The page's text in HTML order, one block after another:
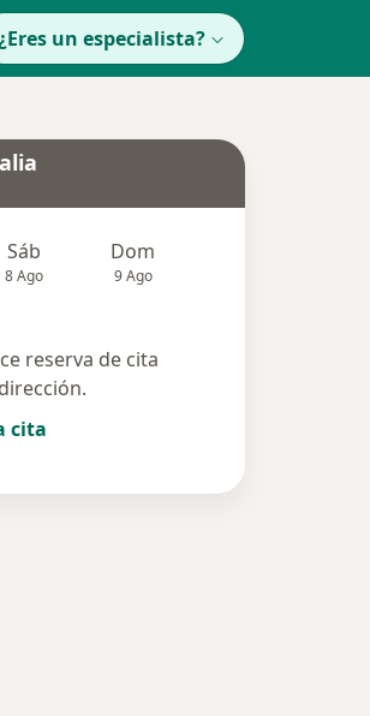
un especialista?
Sáb
8 Ago
Dom
9 Ago
reserva de cita
cita